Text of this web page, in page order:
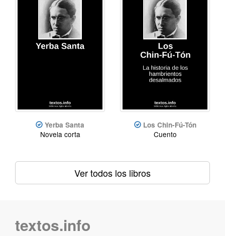
Yerba Santa
Novela corta
Los Chin-Fú-Tón
Cuento
Ver todos los libros
textos.info